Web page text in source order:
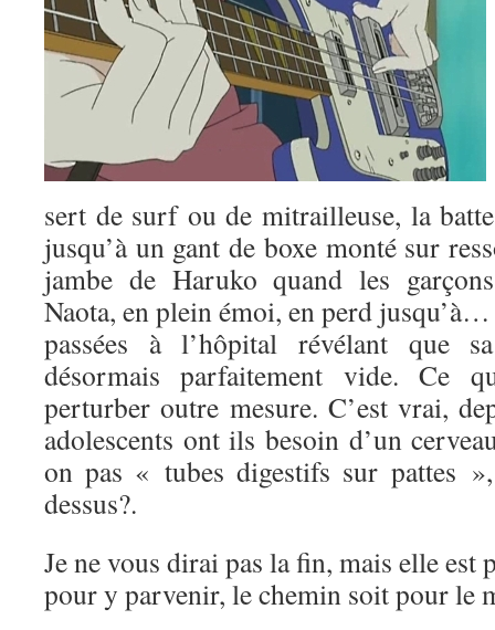
sert de surf ou de mitrailleuse, la
jusqu’à un gant de boxe monté sur
jambe de Haruko quand les
Naota, en plein émoi, en perd
passées à l’hôpital révélant que
désormais parfaitement vide. Ce
perturber outre mesure. C’est vrai,
adolescents ont ils besoin d’un
on pas « tubes digestifs sur pattes
dessus?.
Je ne vous dirai pas la fin, mais elle est
pour y parvenir, le chemin soit pour